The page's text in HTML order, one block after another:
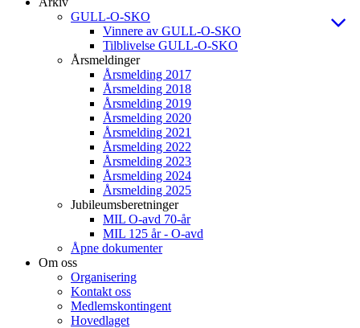
GULL-O-SKO
Vinnere av GULL-O-SKO
Tilblivelse GULL-O-SKO
Årsmeldinger
Årsmelding 2017
Årsmelding 2018
Årsmelding 2019
Årsmelding 2020
Årsmelding 2021
Årsmelding 2022
Årsmelding 2023
Årsmelding 2024
Årsmelding 2025
Jubileumsberetninger
MIL O-avd 70-år
MIL 125 år - O-avd
Åpne dokumenter
Om oss
Organisering
Kontakt oss
Medlemskontingent
Hovedlaget